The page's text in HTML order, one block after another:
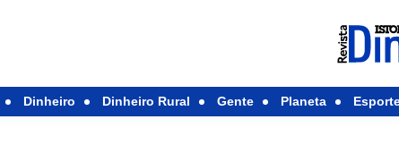
Dinheiro Dinheiro Rural Gente Planeta